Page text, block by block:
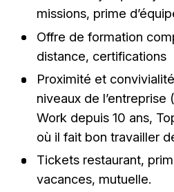
missions, prime
Offre de formation
distance, certifications
Proximité et
niveaux de l’entreprise
Work depuis 10 ans,
où il fait bon travailler
Tickets restaurant,
vacances, mutuelle.